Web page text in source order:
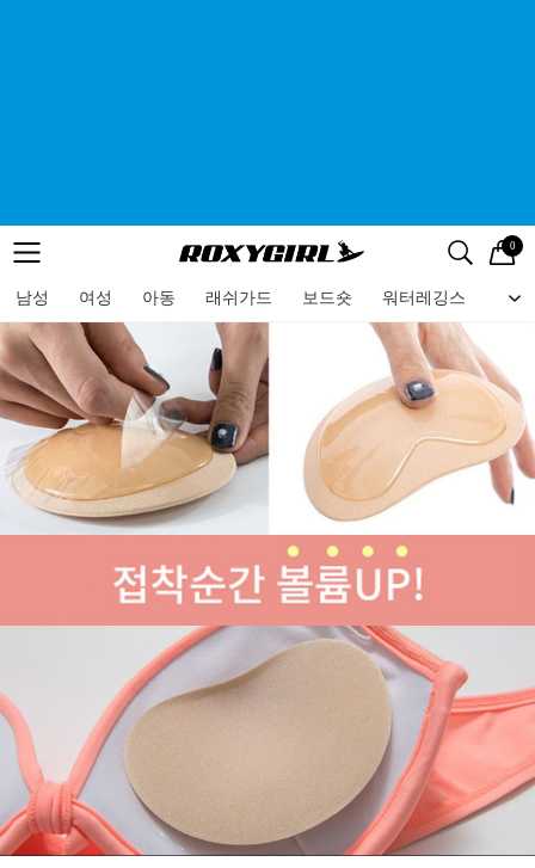
메뉴 검색
로고 0
남성 여성 아동 래쉬가드 보드숏 워터레깅스 비
메뉴